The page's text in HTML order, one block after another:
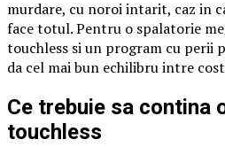
murdare, cu noroi intarit, caz in
face totul. Pentru o spalatorie
touchless si un program cu perii
da cel mai bun echilibru intre
Ce trebuie sa contina
touchless